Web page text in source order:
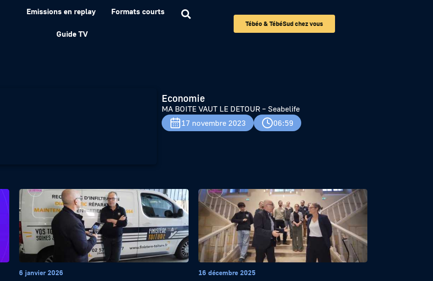
Emissions en replay Formats courts
Guide TV
Tébéo & TébéSud chez vous
DETOUR – Seabelife
Economie
MA BOITE VAUT LE DETOUR – Seabelife
17 novembre 2023
06:59
6 janvier 2026 16 décembre 2025